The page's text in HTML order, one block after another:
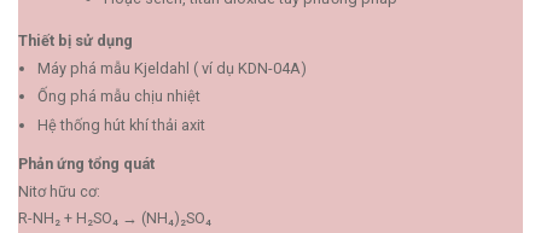
Thiết bị sử dụng
Máy phá mẫu Kjeldahl ( ví dụ KDN-04A)
Ống phá mẫu chịu nhiệt
Hệ thống hút khí thải axit
Phản ứng tổng quát
Nitơ hữu cơ:
R-NH₂ + H₂SO₄ → (NH₄)₂SO₄